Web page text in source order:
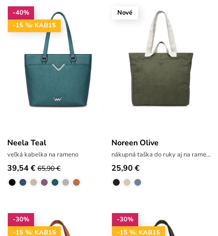
-40%
-15 %: KAB15
Neela Teal
veľká kabelka na rameno
39,54 € 65,90 €
Nové
Noreen Olive
nákupná taška do ruky aj na rameno
25,90 €
-30%
-15 %: KAB15
-30%
-15 %: KAB15